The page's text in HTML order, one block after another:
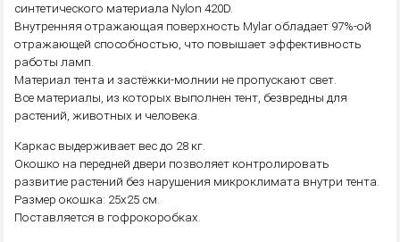
синтетического материала Nylon 420D.
Внутренняя отражающая поверхность Mylar обладает 97%-ой
отражающей способностью, что повышает эффективность
работы ламп.
Материал тента и застёжки-молнии не пропускают свет.
Все материалы, из которых выполнен тент, безвредны для
растений, животных и человека.
Каркас выдерживает вес до 28 кг.
Окошко на передней двери позволяет контролировать
развитие растений без нарушения микроклимата внутри тента.
Размер окошка: 25х25 см.
Поставляется в гофрокоробках.